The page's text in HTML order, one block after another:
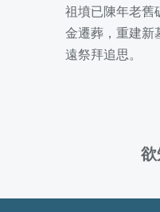
祖墳已陳年老舊
金遷葬，重建新
遠祭拜追思。